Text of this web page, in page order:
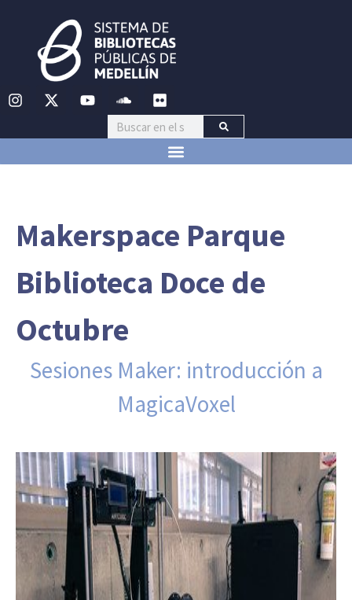
Makerspace Parque
Biblioteca Doce de
Octubre
Sesiones Maker: introducción a
MagicaVoxel